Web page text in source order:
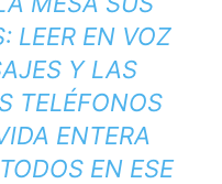
LEER EN VOZ
Y LAS
TELÉFONOS
ENTERA
EN ESE